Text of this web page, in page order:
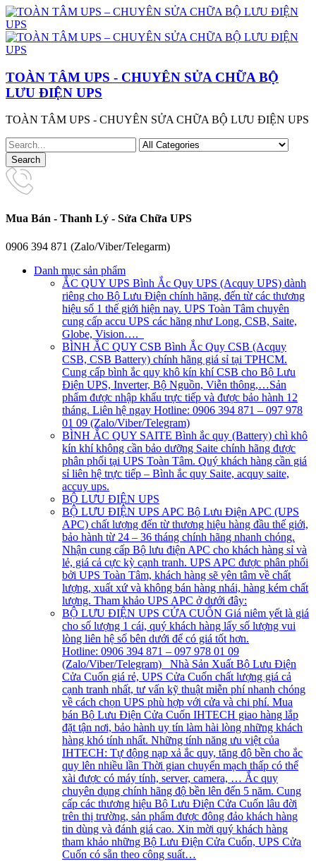
TOÀN TÂM UPS - CHUYÊN SỬA CHỮA BỘ
LƯU ĐIỆN UPS
TOÀN TÂM UPS - CHUYÊN SỬA CHỮA BỘ LƯU ĐIỆN UPS
Mua Bán - Thanh Lý - Sửa Chữa UPS
0906 394 871 (Zalo/Viber/Telegarm)
Danh mục sản phẩm
ẮC QUY UPS Bình Ắc Quy UPS (Acquy UPS) dành
riêng cho Bộ Lưu Điện chính hãng, đến từ các thương
hiệu số 1 thế giới hiện nay. UPS Toàn Tâm chuyên
cung cấp accu UPS các hãng như Long, CSB, Saite,
Globe, Vision….
BÌNH ẮC QUY CSB Bình Ắc Quy CSB (Acquy
CSB, CSB Battery) chính hãng giá sỉ tại TPHCM.
Cung cấp bình ắc quy khô kín khí CSB cho Bộ Lưu
Điện UPS, Inverter, Bộ Nguồn, Viễn thông,…Sản
phẩm được nhập khẩu trực tiếp và được bảo hành 12
tháng. Liên hệ ngay Hotline: 0906 394 871 – 097 978
01 09 (Zalo/Viber/Telegram)
BÌNH ẮC QUY SAITE Bình ắc quy (Battery) chì khô
kín khí không cần bảo dưỡng Saite chính hãng được
phân phối tại UPS Toàn Tâm. Quý khách hàng cần giá
sỉ liên hệ trực tiếp – Bình ắc quy Saite, acquy saite,
accuy ups.
BỘ LƯU ĐIỆN UPS
BỘ LƯU ĐIỆN UPS APC Bộ Lưu Điện APC (UPS
APC) chất lượng đến từ thương hiệu hàng đầu thế giới,
bảo hành từ 24 – 36 tháng chính hãng nhanh chóng.
Nhận cung cấp Bộ lưu điện APC cho khách hàng sỉ và
lẻ, giá cả cực kỳ cạnh tranh. UPS APC được phân phối
bởi UPS Toàn Tâm, khách hàng sẽ yên tâm về chất
lượng, xuất xứ và không bán hàng nhái, hàng kém chất
lượng. Tham khảo UPS APC ở dưới đây:
BỘ LƯU ĐIỆN UPS CỬA CUỐN Giá niêm yết là giá
cho số lượng 1 cái, quý khách hàng lấy số lượng vui
lòng liên hệ số bên dưới để có giá tốt hơn.
Hotline: 0906 394 871 – 097 978 01 09
(Zalo/Viber/Telegram) Nhà Sản Xuất Bộ Lưu Điện
Cửa Cuốn giá rẻ, UPS Cửa Cuốn chất lượng giá cả
cạnh tranh nhất, tư vấn kỹ thuật miễn phí nhanh chóng
về cách chọn UPS phù hợp với cửa và chi phí. Mua
bán Bộ Lưu Điện Cửa Cuốn IHTECH giao hàng lắp
đặt tận nơi, bảo hành uy tín làm hài lòng những khách
hàng khó tính nhất. Những tính năng ưu việt của
IHTECH: Tự động nạp xả ắc quy, tăng độ bền cho ắc
quy lên nhiều lần Thời gian chuyển mạch thấp có thể
xài được có máy tính, server, camera, … Ắc quy
chuyên dụng chính hãng độ bền lên đến 5 năm. Cung
cấp các thương hiệu Bộ Lưu Điện Cửa Cuốn lâu đời
trên thị trường, sản phẩm được đông đảo khách hàng
tin dùng và đánh giá cao. Xin mời quý khách hàng
tham khảo những Bộ Lưu Điện Cửa Cuốn, UPS Cửa
Cuốn có sẵn theo công suất…